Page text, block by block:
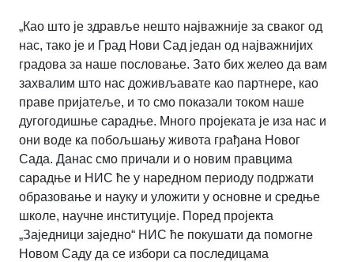
„Као што је здравље нешто најважније за сваког од
нас, тако је и Град Нови Сад један од најважнијих
градова за наше пословање. Зато бих желео да вам
захвалим што нас доживљавате као партнере, као
праве пријатеље, и то смо показали током наше
дугогодишње сарадње. Много пројеката је иза нас и
они воде ка побољшању живота грађана Новог
Сада. Данас смо причали и о новим правцима
сарадње и НИС ће у наредном периоду подржати
образовање и науку и уложити у основне и средње
школе, научне институције. Поред пројекта
„Заједници заједно“ НИС ће покушати да помогне
Новом Саду да се избори са последицама